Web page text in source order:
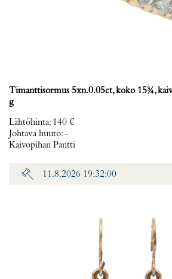
Timanttisormus 5xn.0.05ct, koko 15¾,
g
Lähtöhinta: 140 €
Johtava huuto:-
Kaivopihan Pantti
11.8.2026 19:32:00